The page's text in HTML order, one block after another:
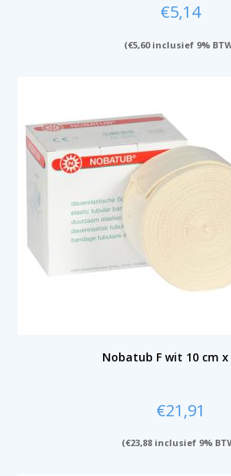
€5,14
(€5,60inclusief 9%
Nobatub F wit 10 cm x
€21,91
(€23,88 inclusief 9%